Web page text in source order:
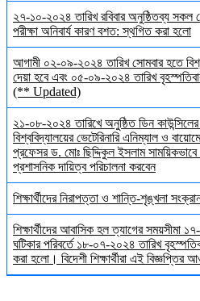
২৭-১০-২০২৪ তারিখ রবিবার অনুষ্ঠিতব্য সকল
পরীক্ষা অনিবার্য কারণ বশত: স্থগিত করা হলো
আগামী ০২-০৯-২০২৪ তারিখ সোমবার হতে
দেয়া হবে এবং ০৫-০৯-২০২৪ তারিখ
(** Updated)
২১-০৮-২০২৪ তারিখে অনুষ্ঠিত ডিন
বিশ্ববিদ্যালয়ের ভেটেরিনারি এনিম্যাল ও
প্রফেসর ড. মোঃ ছিদ্দিকুল ইসলাম
প্রশাসনিক দায়িত্ব পরিচালনা করবেন
শিক্ষার্থীদের নিরাপত্তা ও শান্তি-শৃঙ্খলা
শিক্ষার্থীদের আবাসিক হল ত্যাগের সময়সীমা
ঘটিকার পরিবর্তে ১৮-০৭-২০২৪ তারিখ
করা হলো। বিদেশী শিক্ষার্থীরা এই